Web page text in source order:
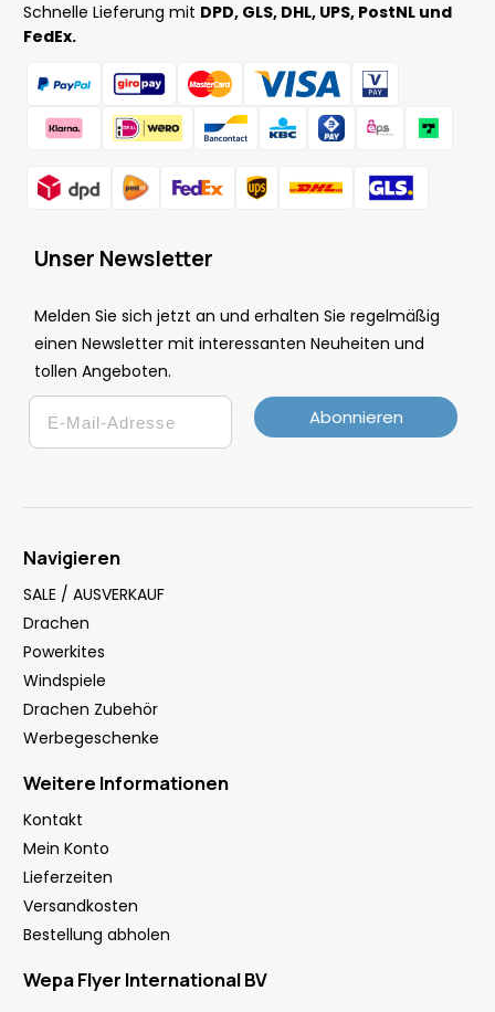
Schnelle Lieferung mit DPD, GLS, DHL, UPS, PostNL und
FedEx.
Unser Newsletter
Melden Sie sich jetzt an und erhalten Sie regelmäßig
einen Newsletter mit interessanten Neuheiten und
tollen Angeboten.
Email
Abonnieren
Navigieren
SALE / AUSVERKAUF
Drachen
Powerkites
Windspiele
Drachen Zubehör
Werbegeschenke
Weitere Informationen
Kontakt
Mein Konto
Lieferzeiten
Versandkosten
Bestellung abholen
Wepa Flyer International BV